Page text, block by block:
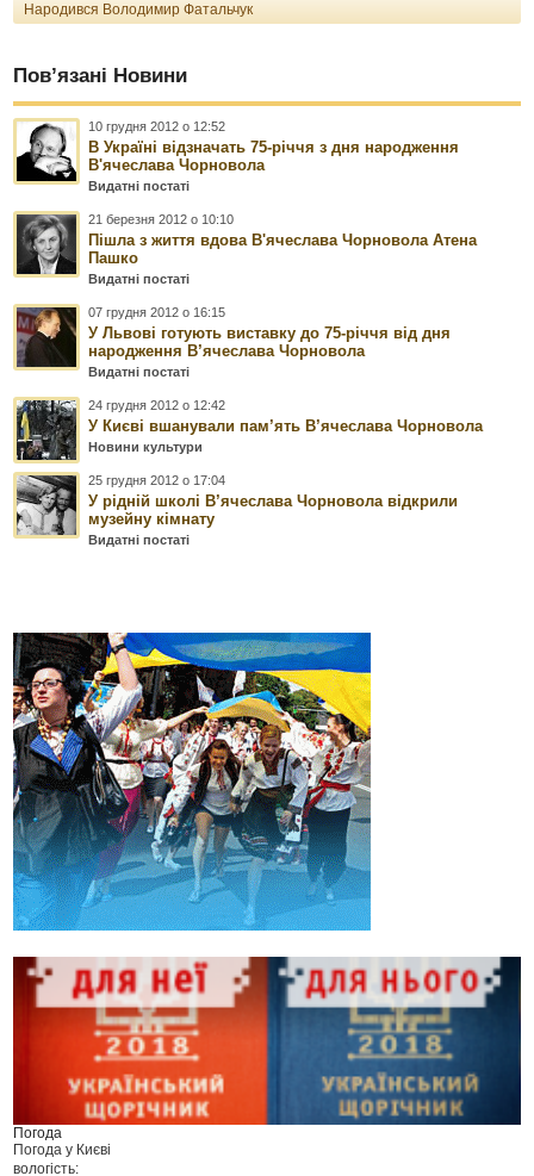
Народився Володимир Фатальчук
Пов’язані Новини
10 грудня 2012 о 12:52
В Україні відзначать 75-річчя з дня народження
В'ячеслава Чорновола
Видатні постаті
21 березня 2012 о 10:10
Пішла з життя вдова В'ячеслава Чорновола Атена
Пашко
Видатні постаті
07 грудня 2012 о 16:15
У Львові готують виставку до 75-річчя від дня
народження В’ячеслава Чорновола
Видатні постаті
24 грудня 2012 о 12:42
У Києві вшанували пам’ять В’ячеслава Чорновола
Новини культури
25 грудня 2012 о 17:04
У рідній школі В’ячеслава Чорновола відкрили
музейну кімнату
Видатні постаті
Погода
Погода у Києві
вологість: